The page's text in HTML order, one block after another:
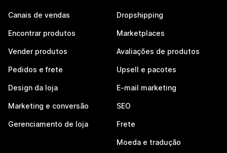
Canais de vendas
Encontrar produtos
Vender produtos
Pedidos e frete
Design da loja
Marketing e conversão
Gerenciamento de loja
Dropshipping
Marketplaces
Avaliações de produtos
Upsell e pacotes
E-mail marketing
SEO
Frete
Moeda e tradução